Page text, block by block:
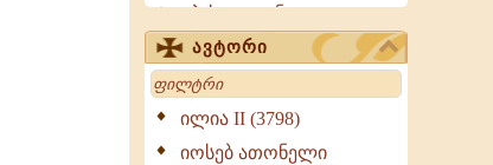
ეპისტოლენი,
ქადაგებანი, სიტყვანი
(ნაწილი III) (723)
მოძღვრის ძალზე
სასარგებლო რჩევები
მრევლისათვის (545)
ავტორი
Search
ილია II (3798)
იოსებ ათონელი